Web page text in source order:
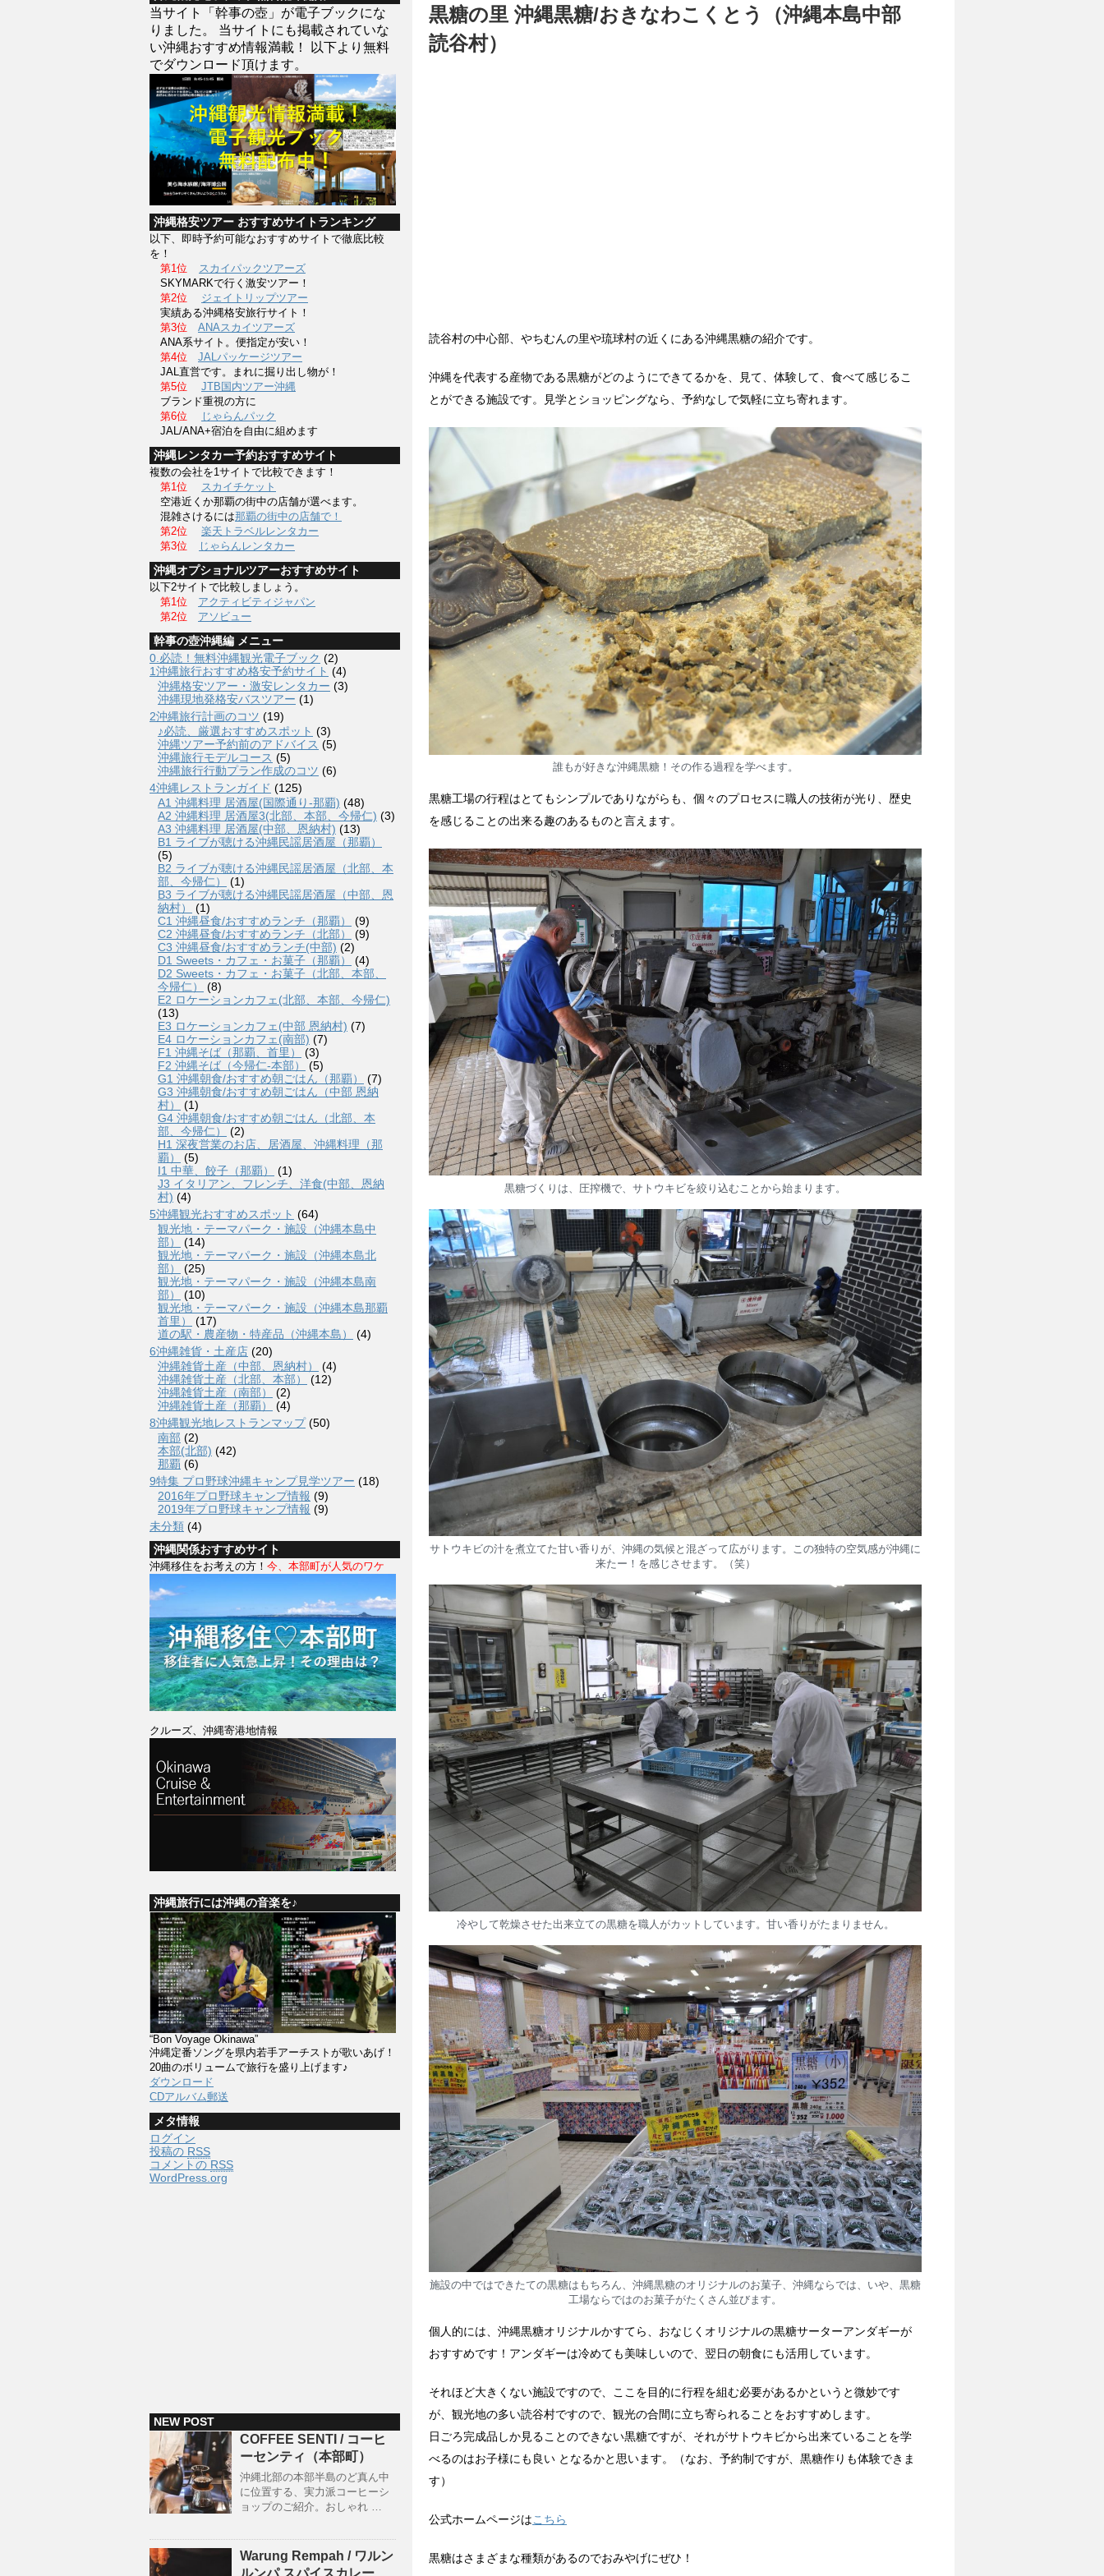
黒糖の里 沖縄黒糖/おきなわこくとう（沖縄本島中部
読谷村）
読谷村の中心部、やちむんの里や琉球村の近くにある沖縄黒糖の紹介です。
沖縄を代表する産物である黒糖がどのようにできてるかを、見て、体験して、食べて感じるこ
とができる施設です。見学とショッピングなら、予約なしで気軽に立ち寄れます。
誰もが好きな沖縄黒糖！その作る過程を学べます。
黒糖工場の行程はとてもシンプルでありながらも、個々のプロセスに職人の技術が光り、歴史
を感じることの出来る趣のあるものと言えます。
黒糖づくりは、圧搾機で、サトウキビを絞り込むことから始まります。
サトウキビの汁を煮立てた甘い香りが、沖縄の気候と混ざって広がります。この独特の空気感が沖縄に
来たー！を感じさせます。（笑）
冷やして乾燥させた出来立ての黒糖を職人がカットしています。甘い香りがたまりません。
施設の中ではできたての黒糖はもちろん、沖縄黒糖のオリジナルのお菓子、沖縄ならでは、いや、黒糖
工場ならではのお菓子がたくさん並びます。
個人的には、沖縄黒糖オリジナルかすてら、おなじくオリジナルの黒糖サーターアンダギーが
おすすめです！アンダギーは冷めても美味しいので、翌日の朝食にも活用しています。
それほど大きくない施設ですので、ここを目的に行程を組む必要があるかというと微妙です
が、観光地の多い読谷村ですので、観光の合間に立ち寄られることをおすすめします。
日ごろ完成品しか見ることのできない黒糖ですが、それがサトウキビから出来ていることを学
べるのはお子様にも良い となるかと思います。（なお、予約制ですが、黒糖作りも体験できま
す）
公式ホームページはこちら
黒糖はさまざまな種類があるのでおみやげにぜひ！
当サイト「幹事の壺」が電子ブックにな
りました。 当サイトにも掲載されていな
い沖縄おすすめ情報満載！ 以下より無料
でダウンロード頂けます。
沖縄格安ツアー おすすめサイトランキング
以下、即時予約可能なおすすめサイトで徹底比較
を！
第1位
スカイパックツアーズ
SKYMARKで行く激安ツアー！
第2位
ジェイトリップツアー
実績ある沖縄格安旅行サイト！
第3位
ANAスカイツアーズ
ANA系サイト。便指定が安い！
第4位
JALパッケージツアー
JAL直営です。まれに掘り出し物が！
第5位
JTB国内ツアー沖縄
ブランド重視の方に
第6位
じゃらんパック
JAL/ANA+宿泊を自由に組めます
沖縄レンタカー予約おすすめサイト
複数の会社を1サイトで比較できます！
第1位
スカイチケット
空港近くか那覇の街中の店舗が選べます。
混雑さけるには那覇の街中の店舗で！
第2位
楽天トラベルレンタカー
第3位
じゃらんレンタカー
沖縄オプショナルツアーおすすめサイト
以下2サイトで比較しましょう。
第1位
アクティビティジャパン
第2位
アソビュー
幹事の壺沖縄編 メニュー
0.必読！無料沖縄観光電子ブック (2)
1沖縄旅行おすすめ格安予約サイト (4)
沖縄格安ツアー・激安レンタカー (3)
沖縄現地発格安バスツアー (1)
2沖縄旅行計画のコツ (19)
♪必読、厳選おすすめスポット (3)
沖縄ツアー予約前のアドバイス (5)
沖縄旅行モデルコース (5)
沖縄旅行行動プラン作成のコツ (6)
4沖縄レストランガイド (125)
A1 沖縄料理 居酒屋(国際通り-那覇) (48)
A2 沖縄料理 居酒屋3(北部、本部、今帰仁) (3)
A3 沖縄料理 居酒屋(中部、恩納村) (13)
B1 ライブが聴ける沖縄民謡居酒屋（那覇）
(5)
B2 ライブが聴ける沖縄民謡居酒屋（北部、本
部、今帰仁）
(1)
B3 ライブが聴ける沖縄民謡居酒屋（中部、恩
納村）
(1)
C1 沖縄昼食/おすすめランチ（那覇）
(9)
C2 沖縄昼食/おすすめランチ（北部）
(9)
C3 沖縄昼食/おすすめランチ(中部) (2)
D1 Sweets・カフェ・お菓子（那覇）
(4)
D2 Sweets・カフェ・お菓子（北部、本部、
今帰仁）
(8)
E2 ロケーションカフェ(北部、本部、今帰仁)
(13)
E3 ロケーションカフェ(中部 恩納村) (7)
E4 ロケーションカフェ(南部) (7)
F1 沖縄そば（那覇、首里）
(3)
F2 沖縄そば（今帰仁-本部）
(5)
G1 沖縄朝食/おすすめ朝ごはん（那覇）
(7)
G3 沖縄朝食/おすすめ朝ごはん（中部 恩納
村）
(1)
G4 沖縄朝食/おすすめ朝ごはん（北部、本
部、今帰仁）
(2)
H1 深夜営業のお店、居酒屋、沖縄料理（那
覇）
(5)
I1 中華、餃子（那覇）
(1)
J3 イタリアン、フレンチ、洋食(中部、恩納
村) (4)
5沖縄観光おすすめスポット (64)
観光地・テーマパーク・施設（沖縄本島中
部）
(14)
観光地・テーマパーク・施設（沖縄本島北
部）
(25)
観光地・テーマパーク・施設（沖縄本島南
部）
(10)
観光地・テーマパーク・施設（沖縄本島那覇
首里）
(17)
道の駅・農産物・特産品（沖縄本島）
(4)
6沖縄雑貨・土産店 (20)
沖縄雑貨土産（中部、恩納村）
(4)
沖縄雑貨土産（北部、本部）
(12)
沖縄雑貨土産（南部）
(2)
沖縄雑貨土産（那覇）
(4)
8沖縄観光地レストランマップ(50)
南部 (2)
本部(北部) (42)
那覇 (6)
9特集 プロ野球沖縄キャンプ見学ツアー (18)
2016年プロ野球キャンプ情報 (9)
2019年プロ野球キャンプ情報 (9)
未分類 (4)
沖縄関係おすすめサイト
沖縄移住をお考えの方！ 今、本部町が人気のワケ
クルーズ、沖縄寄港地情報
沖縄旅行には沖縄の音楽を♪
“Bon Voyage Okinawa”
沖縄定番ソングを県内若手アーチストが歌いあげ！
20曲のボリュームで旅行を盛り上げます♪
ダウンロード
CDアルバム郵送
メタ情報
ログイン
投稿の RSS
コメントの RSS
WordPress.org
NEW POST
COFFEE SENTI / コーヒ
ーセンティ（本部町）
沖縄北部の本部半島のど真ん中
に位置する、実力派コーヒーシ
ョップのご紹介。おしゃれ …
Warung Rempah / ワルン